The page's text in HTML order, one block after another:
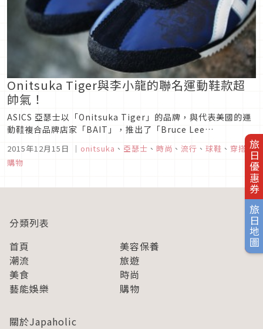
旅日優惠券
旅日地圖
Onitsuka Tiger與李小龍的聯名運動鞋款超
帥氣！
ASICS 亞瑟士以「Onitsuka Tiger」的品牌，與代表美國的運
動鞋複合品牌店家「BAIT」，推出了「Bruce Lee
Enterprise」的合作商品。2種款式的新商品鞋款將於12月5日
開始在日本國內的「Onitsuka Tiger」直營店開始販售。
2015年12月15日 ｜ onitsuka 、 亞瑟士 、 時尚 、 流行 、 球鞋 、 穿搭 、
購物
分類列表
首頁
美容保養
潮流
旅遊
美食
時尚
藝能娛樂
購物
關於Japaholic